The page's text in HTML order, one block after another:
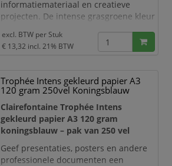
informatiemateriaal en creatieve
projecten. De intense grasgroene kleur
eenvoudig om documenten,
onderwerpen of afdelingen visueel van
Dankzij het hogere papiergewicht van
120 g/m²voelt het papier steviger en
luxer aan dan standaard k
excl. BTW per Stuk
€ 13,32 incl. 21% BTW
Trophée Intens gekleurd papier A3
120 gram 250vel Koningsblauw
Clairefontaine Trophée Intens
gekleurd papier A3 120 gram
koningsblauw – pak van 250 vel
Geef presentaties, posters en andere
professionele documenten een